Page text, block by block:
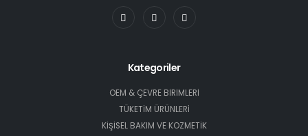
Kategoriler
OEM & ÇEVRE BİRİMLERİ
TÜKETİM ÜRÜNLERİ
KİŞİSEL BAKIM VE KOZMETİK